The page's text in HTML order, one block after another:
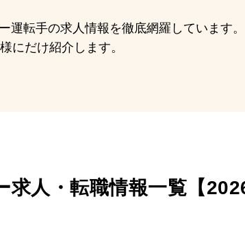
転手の求人情報を徹底網羅しています。
にだけ紹介します。
人・転職情報一覧【